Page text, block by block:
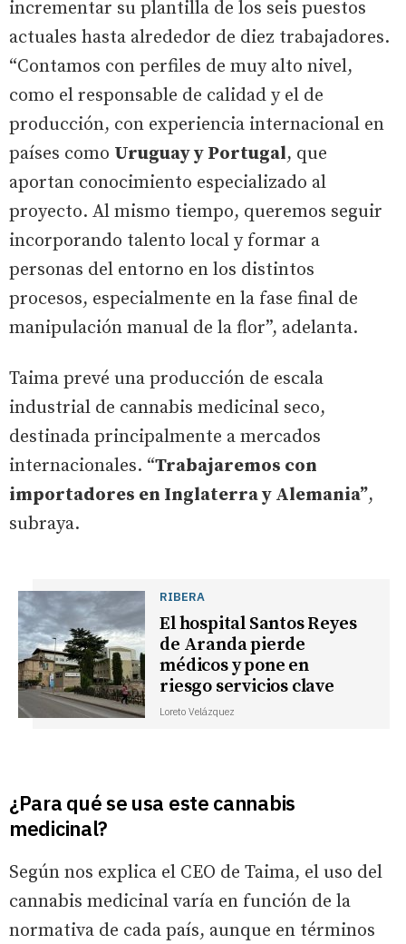
incrementar su plantilla de los seis puestos
actuales hasta alrededor de diez trabajadores.
“Contamos con perfiles de muy alto nivel,
como el responsable de calidad y el de
producción, con experiencia internacional en
países como Uruguay y Portugal, que
aportan conocimiento especializado al
proyecto. Al mismo tiempo, queremos seguir
incorporando talento local y formar a
personas del entorno en los distintos
procesos, especialmente en la fase final de
manipulación manual de la flor”, adelanta.
Taima prevé una producción de escala
industrial de cannabis medicinal seco,
destinada principalmente a mercados
internacionales. “Trabajaremos con
importadores en Inglaterra y Alemania”,
subraya.
RIBERA
El hospital Santos Reyes
de Aranda pierde
médicos y pone en
riesgo servicios clave
Loreto Velázquez
¿Para qué se usa este cannabis
medicinal?
Según nos explica el CEO de Taima, el uso del
cannabis medicinal varía en función de la
normativa de cada país, aunque en términos